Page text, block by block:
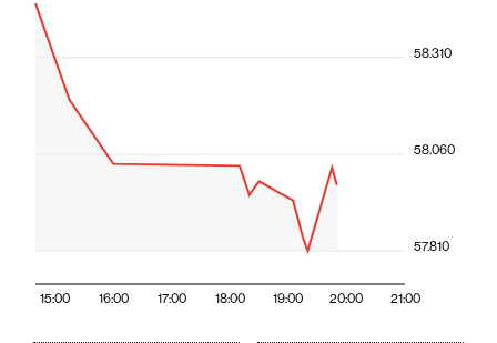
15:00 16:00 17:00 18:00 19:00 20:00 21:00
57.810
58.060
58.310